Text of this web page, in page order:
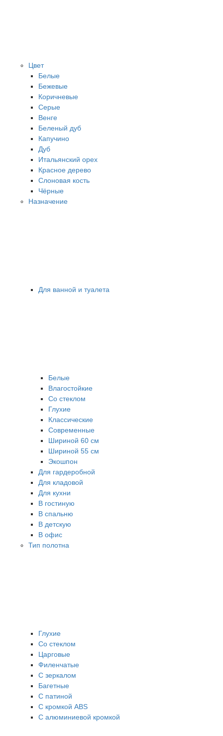
Цвет
Белые
Бежевые
Коричневые
Серые
Венге
Беленый дуб
Капучино
Дуб
Итальянский орех
Красное дерево
Слоновая кость
Чёрные
Назначение
Для ванной и туалета
Белые
Влагостойкие
Со стеклом
Глухие
Классические
Современные
Шириной 60 см
Шириной 55 см
Экошпон
Для гардеробной
Для кладовой
Для кухни
В гостиную
В спальню
В детскую
В офис
Тип полотна
Глухие
Со стеклом
Царговые
Филенчатые
С зеркалом
Багетные
С патиной
С кромкой ABS
С алюминиевой кромкой